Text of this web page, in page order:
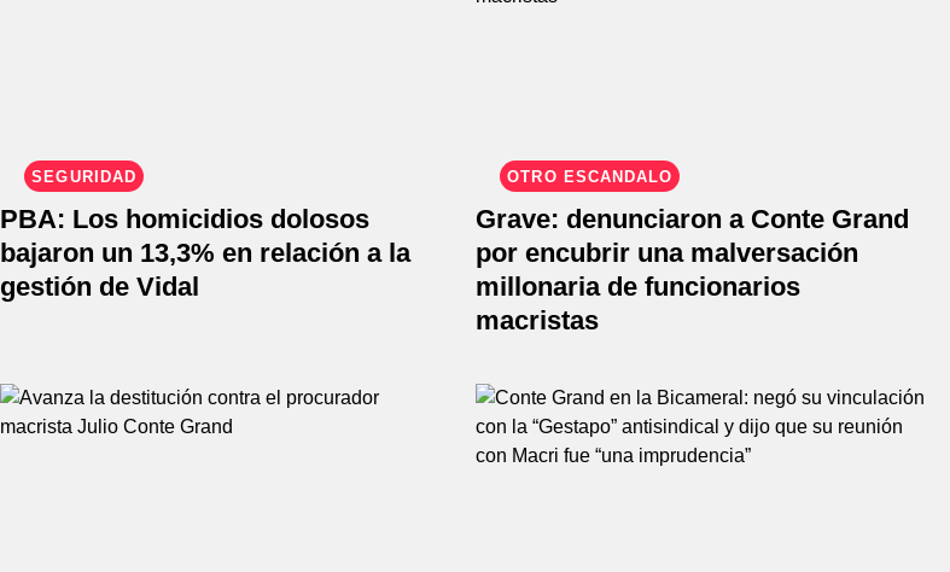
SEGURIDAD
PBA: Los homicidios dolosos
bajaron un 13,3% en relación a la
gestión de Vidal
OTRO ESCANDALO
Grave: denunciaron a Conte Grand
por encubrir una malversación
millonaria de funcionarios
macristas